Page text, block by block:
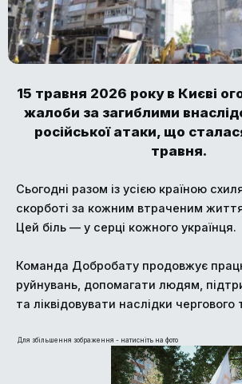
15 травня 2026 року в Києві
жалоби за загиблими
російської атаки, що
травня.
Сьогодні разом із усією країною
скорботі за кожним втраченим
Цей біль — у серці кожного українця.
Команда Добробату продовжує
руйнувань, допомагати людям,
та ліквідовувати наслідки чергового
Для збільшення зображення - натисніть на фото